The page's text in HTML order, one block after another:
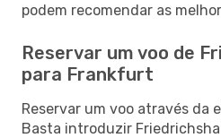
podem recomendar as
Reservar um voo de
para Frankfurt
Reservar um voo através da
Basta introduzir